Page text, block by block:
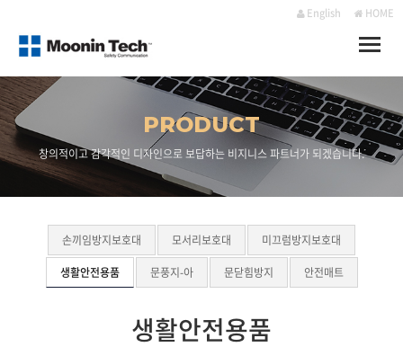
English HOME
Toggle
PRODUCT
창의적이고 감각적인 디자인으로 보답하는 비지니스 파트너가 되겠습니다.
손끼임방지보호대 모서리보호대
미끄럼방지보호대
생활안전용품
문풍지-아 문닫힘방지 안전매트
생활안전용품